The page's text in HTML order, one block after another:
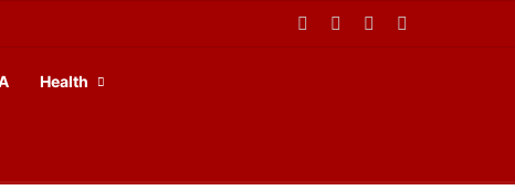
Facebook YouTube
Health